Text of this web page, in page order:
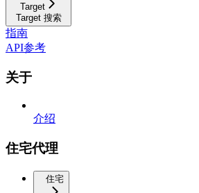
Target
Target 搜索
指南
API参考
关于
介绍
住宅代理
住宅